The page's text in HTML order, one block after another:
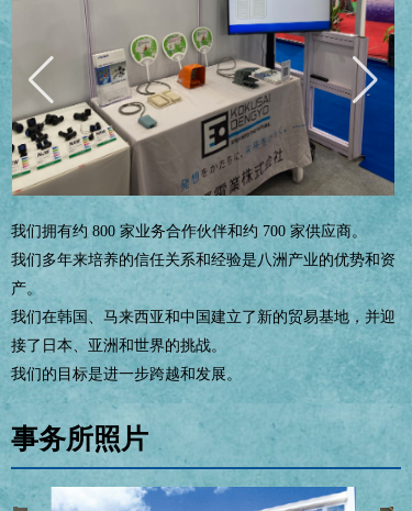
我们拥有约 800 家业务合作伙伴和约 700 家供应商。
我们多年来培养的信任关系和经验是八洲产业的优势和资
产。
我们在韩国、马来西亚和中国建立了新的贸易基地，并迎
接了日本、亚洲和世界的挑战。
我们的目标是进一步跨越和发展。
事务所照片